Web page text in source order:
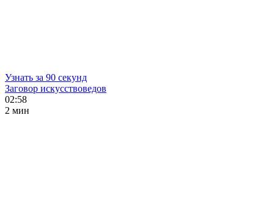
Узнать за 90 секунд
Заговор искусствоведов
02:58
2 мин